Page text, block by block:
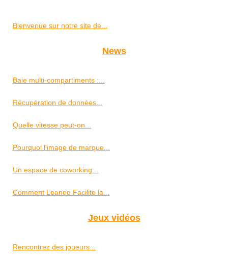
Bienvenue sur notre site de...
News
Baie multi-compartiments :...
Récupération de données...
Quelle vitesse peut-on...
Pourquoi l'image de marque...
Un espace de coworking...
Comment Leaneo Facilite la...
Jeux vidéos
Rencontrez des joueurs...